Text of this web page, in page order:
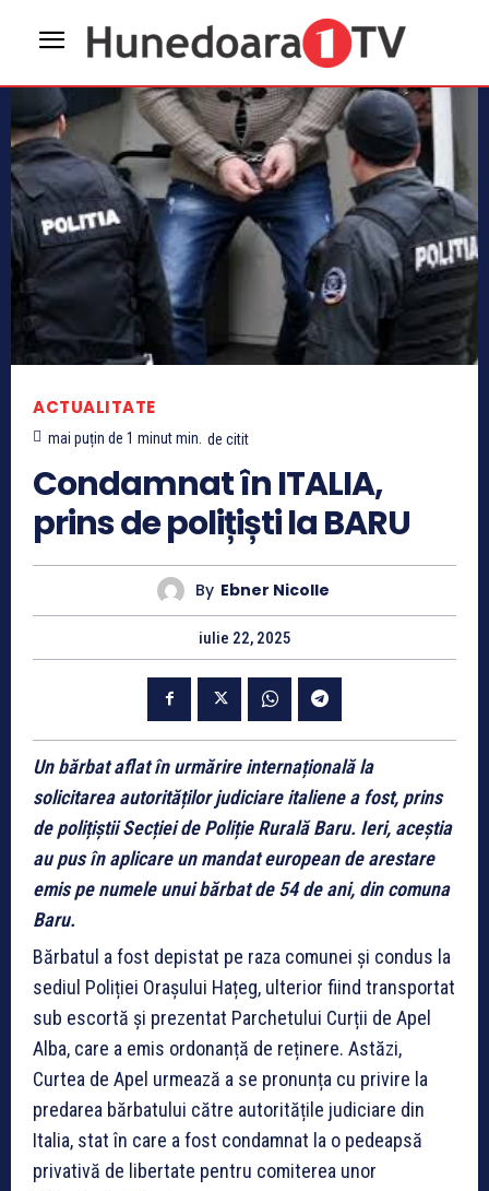
ACTUALITATE
mai puțin de 1 minutmin. de citit
Condamnat în ITALIA,
prins de polițiști la BARU
By Ebner Nicolle
iulie 22, 2025
Un bărbat aflat în urmărire internațională la
solicitarea autorităților judiciare italiene a fost, prins
de polițiștii Secției de Poliție Rurală Baru. Ieri, aceștia
au pus în aplicare un mandat european de arestare
emis pe numele unui bărbat de 54 de ani, din comuna
Baru.
Bărbatul a fost depistat pe raza comunei și condus la
sediul Poliției Orașului Hațeg, ulterior fiind transportat
sub escortă și prezentat Parchetului Curții de Apel
Alba, care a emis ordonanță de reținere. Astăzi,
Curtea de Apel urmează a se pronunța cu privire la
predarea bărbatului către autoritățile judiciare din
Italia, stat în care a fost condamnat la o pedeapsă
privativă de libertate pentru comiterea unor